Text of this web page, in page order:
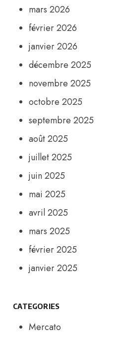
mars 2026
février 2026
janvier 2026
décembre 2025
novembre 2025
octobre 2025
septembre 2025
août 2025
juillet 2025
juin 2025
mai 2025
avril 2025
mars 2025
février 2025
janvier 2025
CATEGORIES
Mercato